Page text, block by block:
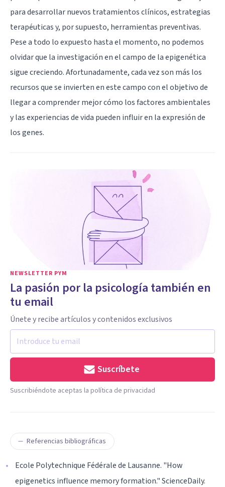
para desarrollar nuevos tratamientos clínicos, estrategias
terapéuticas y, por supuesto, herramientas preventivas.
Pese a todo lo expuesto hasta el momento, no podemos
olvidar que la investigación en el campo de la epigenética
sigue creciendo. Afortunadamente, cada vez son más los
recursos que se invierten en este campo con el objetivo de
llegar a comprender mejor cómo los factores ambientales
y las experiencias de vida pueden influir en la expresión de
los genes.
NEWSLETTER PYM
La pasión por la psicología también en
tu email
Únete y recibe artículos y contenidos exclusivos
Suscríbete
Suscribiéndote aceptas la política de privacidad
Referencias bibliográficas
Ecole Polytechnique Fédérale de Lausanne. "How
epigenetics influence memory formation." ScienceDaily.